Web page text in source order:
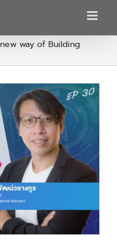
way of Building